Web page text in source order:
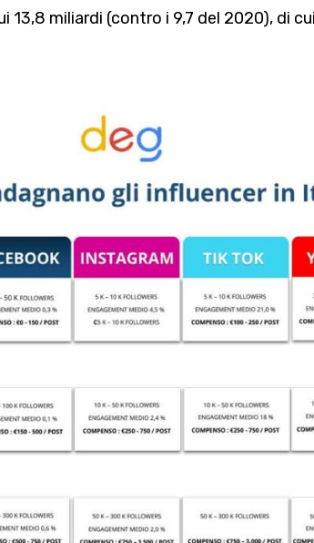
miliardi (contro i 9,7 del 2020), di